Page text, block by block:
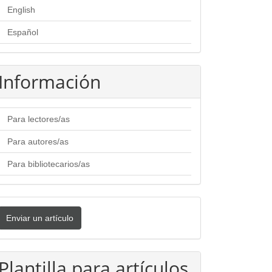
English
Español
Información
Para lectores/as
Para autores/as
Para bibliotecarios/as
Enviar un artículo